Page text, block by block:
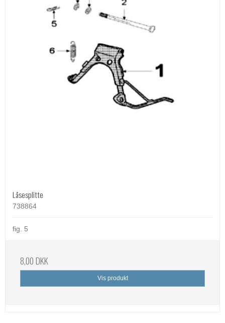
Låsesplitte
738864
fig. 5
8,00 DKK
Vis produkt